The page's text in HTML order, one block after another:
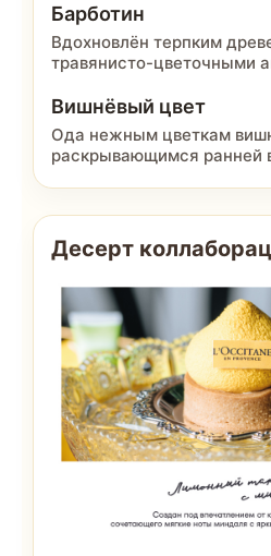
Барботин
Вдохновлён терпким
травянисто-цветочными
Вишнёвый цвет
Ода нежным цветкам
раскрывающимся ранней
Десерт